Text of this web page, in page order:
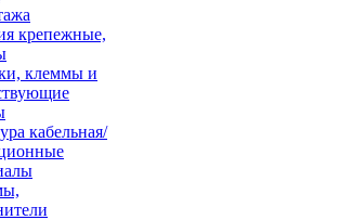
крепежные,
клеммы и
кабельная/